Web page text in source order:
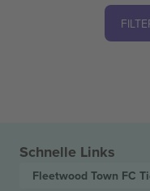
Schnelle Links
Fleetwood Town FC